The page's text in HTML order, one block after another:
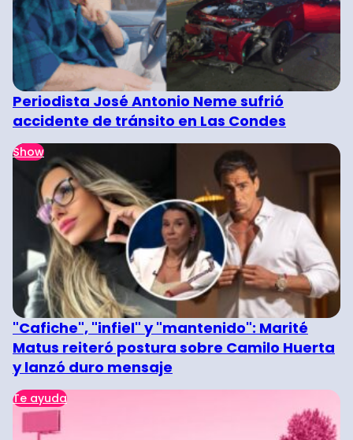
Periodista José Antonio Neme sufrió
accidente de tránsito en Las Condes
Show
"Cafiche", "infiel" y "mantenido": Marité
Matus reiteró postura sobre Camilo Huerta
y lanzó duro mensaje
Te ayuda